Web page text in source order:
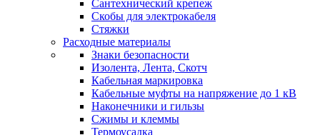
Сантехнический крепеж
Скобы для электрокабеля
Стяжки
Расходные материалы
Знаки безопасности
Изолента, Лента, Скотч
Кабельная маркировка
Кабельные муфты на напряжение до 1 кВ
Наконечники и гильзы
Сжимы и клеммы
Термоусадка